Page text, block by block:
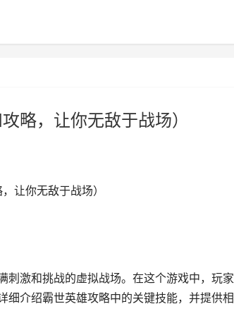
略，让你无敌于战场）
让你无敌于战场）
刺激和挑战的虚拟战场。在这个游戏中，玩
细介绍霸世英雄攻略中的关键技能，并提供